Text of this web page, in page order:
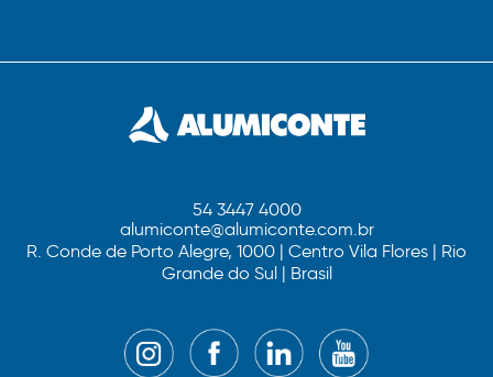
54 3447 4000
alumiconte@alumiconte.com.br
R. Conde de Porto Alegre, 1000 | Centro Vila Flores | Rio
Grande do Sul | Brasil